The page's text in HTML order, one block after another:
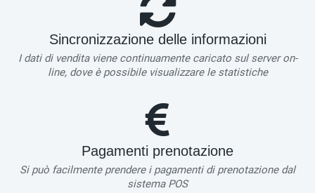
Sincronizzazione delle informazioni
I dati di vendita viene continuamente caricato sul server on-
line, dove è possibile visualizzare le statistiche
Pagamenti prenotazione
Si può facilmente prendere i pagamenti di prenotazione dal
sistema POS